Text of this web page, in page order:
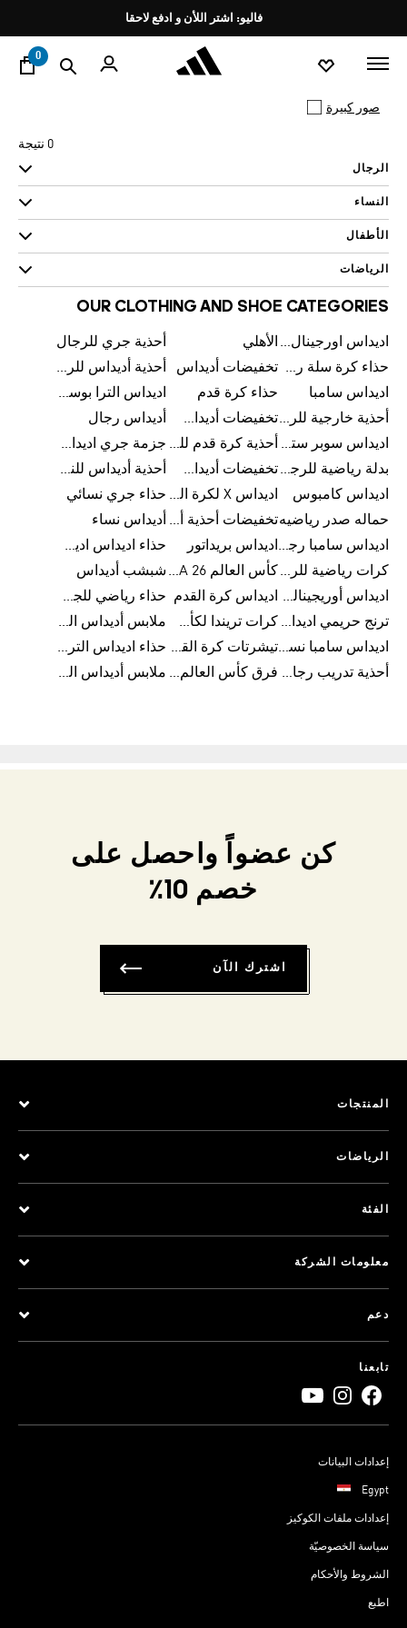
Pause
promotion
rotation
0
صور كبيرة
0 نتيجة
الرجال
النساء
الأطفال
الرياضات
OUR CLOTHING AND SHOE CATEGORIES
اديداس اورجينال رجالي الأهلي
أحذية جري للرجال
حذاء كرة سلة رجالي تخفيضات أديداس
أحذية أديداس للرجال
اديداس سامبا
حذاء كرة قدم
اديداس الترا بوست للرجال
أحذية خارجية للرجال
تخفيضات أديداس للرجال
أديداس رجال
اديداس سوبر ستار رجالي
أحذية كرة قدم للرجال
جزمة جري اديداس
بدلة رياضية للرجال
تخفيضات أديداس للنساء
أحذية أديداس للنساء
اديداس كامبوس
اديداس X لكرة القدم حذاء جري نسائي
حماله صدر رياضيه
تخفيضات أحذية أديداس للرجال أديداس نساء
اديداس سامبا رجالي اديداس بريداتور
حذاء اديداس اديستار للرجال
كرات رياضية للرجال
كأس العالم FIFA 26™ شبشب أديداس
اديداس أوريجينالز للنساء
اديداس كرة القدم
حذاء رياضي للجري
ترنج حريمي اديداس
كرات تريندا لكأس العالم FIFA 26™
ملابس أديداس الرياضية
اديداس سامبا نسائي
تيشرتات كرة القدم
حذاء اديداس الترا بوست 22
أحذية تدريب رجالية
فرق كأس العالم FIFA 26™ ملابس أديداس الرجالية
كن عضواً واحصل على
خصم 10٪
اشترك الآن
المنتجات
الرياضات
الفئة
معلومات الشركة
دعم
تابعنا
إعدادات البيانات
Egypt
إعدادات ملفات الكوكيز
سياسة الخصوصيّة
الشروط والأحكام
اطبع